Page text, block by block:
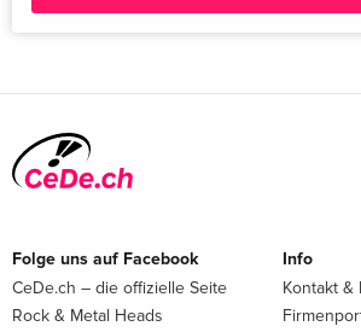
Folge uns auf Facebook
CeDe.ch – die offizielle Seite
Rock & Metal Heads
Info
Kontakt &